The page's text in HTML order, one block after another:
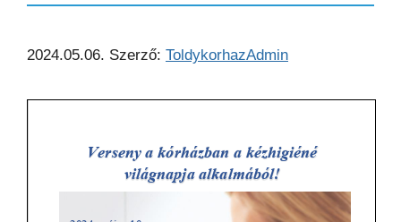
2024.05.06. Szerző: ToldykorhazAdmin